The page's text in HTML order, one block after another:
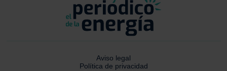
Aviso legal
Política de privacidad